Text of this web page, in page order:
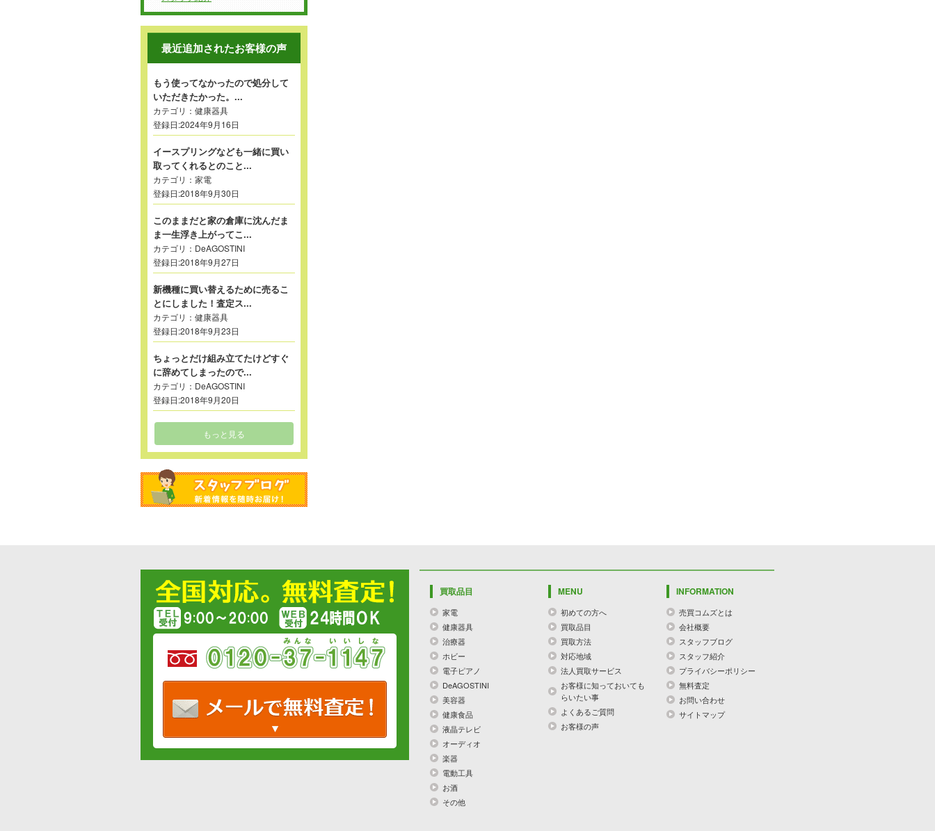
最近追加されたお客様の声
もう使ってなかったので処分して
いただきたかった。...
カテゴリ： 健康器具
登録日:2024年9月16日
イースプリングなども一緒に買い
取ってくれるとのこと...
カテゴリ： 家電
登録日:2018年9月30日
このままだと家の倉庫に沈んだま
ま一生浮き上がってこ...
カテゴリ： DeAGOSTINI
登録日:2018年9月27日
新機種に買い替えるために売るこ
とにしました！査定ス...
カテゴリ： 健康器具
登録日:2018年9月23日
ちょっとだけ組み立てたけどすぐ
に辞めてしまったので...
カテゴリ： DeAGOSTINI
登録日:2018年9月20日
もっと見る
買取品目
家電
健康器具
治療器
ホビー
電子ピアノ
DeAGOSTINI
美容器
健康食品
液晶テレビ
オーディオ
楽器
電動工具
お酒
その他
MENU
初めての方へ
買取品目
買取方法
対応地域
法人買取サービス
お客様に知っておいても
らいたい事
よくあるご質問
お客様の声
INFORMATION
売買コムズとは
会社概要
スタッフブログ
スタッフ紹介
プライバシーポリシー
無料査定
お問い合わせ
サイトマップ